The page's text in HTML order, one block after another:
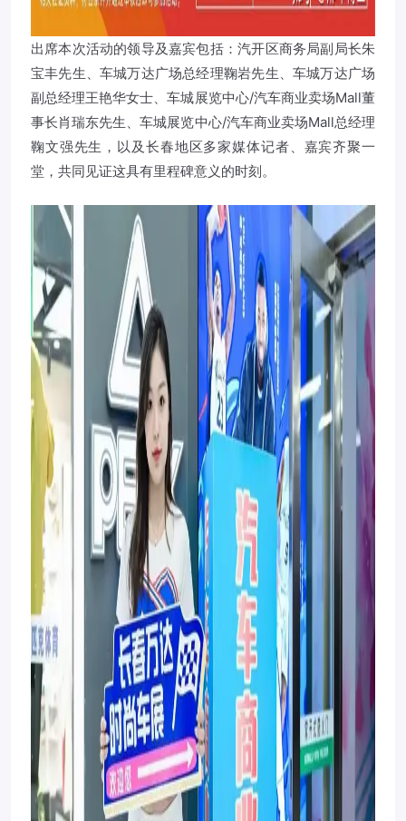
出席本次活动的领导及嘉宾包括：汽开区商务局副局长朱
宝丰先生、车城万达广场总经理鞠岩先生、车城万达广场
副总经理王艳华女士、车城展览中心/汽车商业卖场Mall董
事长肖瑞东先生、车城展览中心/汽车商业卖场Mall总经理
鞠文强先生，以及长春地区多家媒体记者、嘉宾齐聚一
堂，共同见证这具有里程碑意义的时刻。